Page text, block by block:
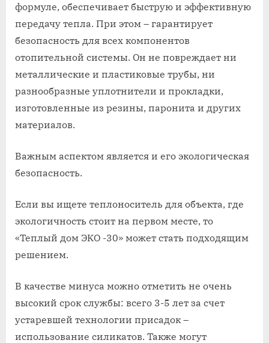
формуле, обеспечивает быструю и эффективную
передачу тепла. При этом – гарантирует
безопасность для всех компонентов
отопительной системы. Он не повреждает ни
металлические и пластиковые трубы, ни
разнообразные уплотнители и прокладки,
изготовленные из резины, паронита и других
материалов.
Важным аспектом является и его экологическая
безопасность.
Если вы ищете теплоноситель для объекта, где
экологичность стоит на первом месте, то
«Теплый дом ЭКО -30» может стать подходящим
решением.
В качестве минуса можно отметить не очень
высокий срок службы: всего 3-5 лет за счет
устаревшей технологии присадок –
использование силикатов. Также могут